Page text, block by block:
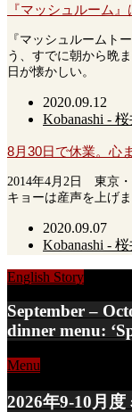
『マッシュルーム
『マッシュルームト
う、すでに朝から晩
日が懐かしい。
2020.09.12
Kobanashi -
8月30日で休業。心
2014年4月2日 東京
キョーは産声を上げ
2020.09.07
Kobanashi -
English Story
September –
dinner menu:
Menu
2026年9-10月